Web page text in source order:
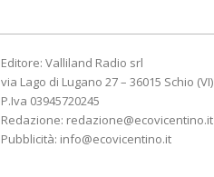
Editore: Valliland Radio srl
via Lago di Lugano 27 – 36015 Schio (VI)
P.Iva 03945720245
Redazione: redazione@ecovicentino.it
Pubblicità: info@ecovicentino.it